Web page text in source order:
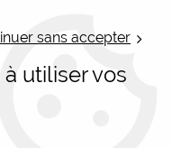
| PAIEMENT 3X ALMA
sans accepter
utiliser vos